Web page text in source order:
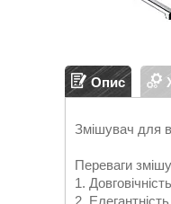
Опис
Змішувач для
Переваги
1.
2.